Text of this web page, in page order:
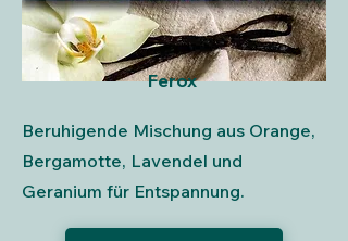
Ferox
Beruhigende Mischung aus Orange,
Bergamotte, Lavendel und
Geranium für Entspannung.